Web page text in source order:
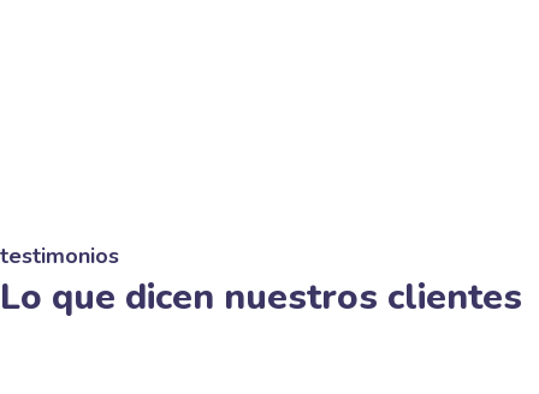
testimonios
Lo que dicen nuestros clientes